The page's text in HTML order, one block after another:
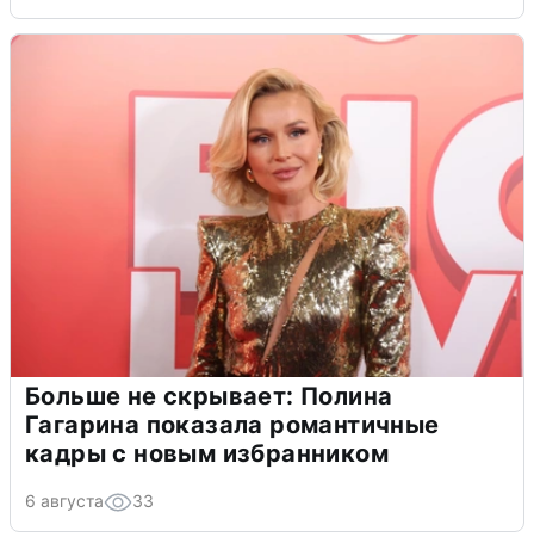
Больше не скрывает: Полина
Гагарина показала романтичные
кадры с новым избранником
6 августа 33